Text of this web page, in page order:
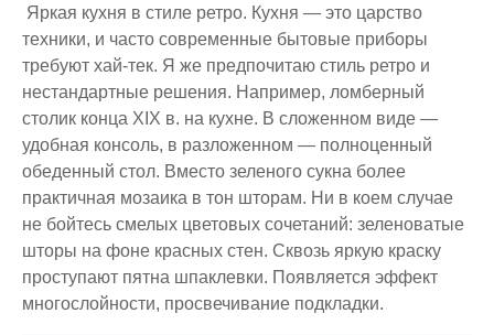
Яркая кухня в стиле pетpo. Кухня — это царство
техники, и часто современные бытовые приборы
требуют хай-тек. Я же предпочитаю стиль ретро и
нестандартные решения. Например, ломберный
столик конца XIX в. на кухне. В сложенном виде —
удобная консоль, в разложенном — полноценный
обеденный стол. Вместо зеленого сукна более
практичная мозаика в тон шторам. Ни в коем случае
не бойтесь смелых цветовых сочетаний: зеленоватые
шторы на фоне красных стен. Сквозь яркую краску
проступают пятна шпаклевки. Появляется эффект
многослойности, просвечивание подкладки.